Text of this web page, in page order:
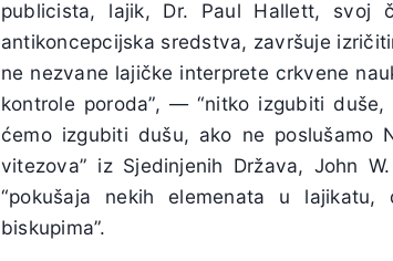
publicista, lajik, Dr. Paul Hallett, svoj
antikoncepcijska sredstva, završuje
ne nezvane lajičke interprete crkvene
kontrole poroda”, — “nitko izgubiti
ćemo izgubiti dušu, ako ne poslušamo
vitezova” iz Sjedinjenih Država, John
“pokušaja nekih elemenata u
biskupima”.